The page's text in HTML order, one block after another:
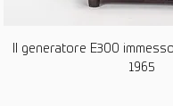
Il generatore E300
1965